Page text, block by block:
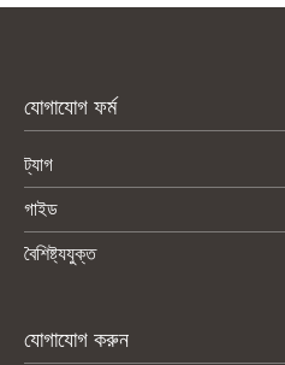
যোগাযোগ ফর্ম
ট্যাগ
গাইড
বৈশিষ্ট্যযুক্ত
যোগাযোগ করুন